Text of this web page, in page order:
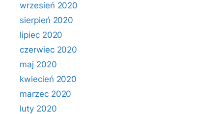
wrzesień 2020
sierpień 2020
lipiec 2020
czerwiec 2020
maj 2020
kwiecień 2020
marzec 2020
luty 2020